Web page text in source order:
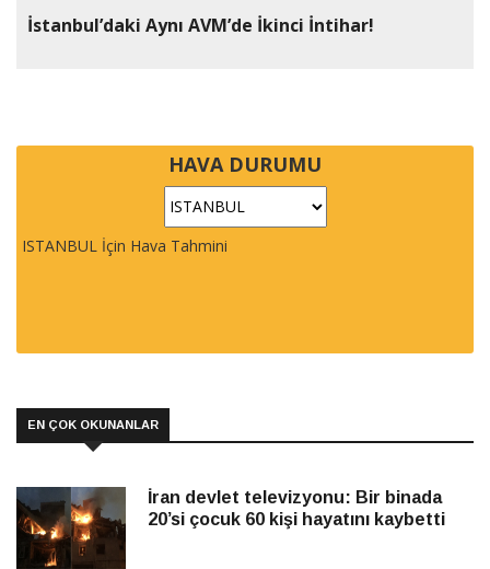
İstanbul’daki Aynı AVM’de İkinci İntihar!
HAVA DURUMU
ISTANBUL İçin Hava Tahmini
EN ÇOK OKUNANLAR
İran devlet televizyonu: Bir binada
20’si çocuk 60 kişi hayatını kaybetti